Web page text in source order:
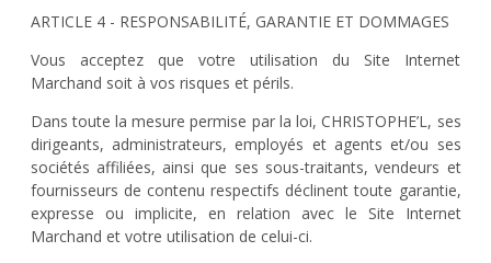
ARTICLE 4 - RESPONSABILITÉ, GARANTIE ET DOMMAGES
Vous acceptez que votre utilisation du Site Internet
Marchand soit à vos risques et périls.
Dans toute la mesure permise par la loi, CHRISTOPHE’L, ses
dirigeants, administrateurs, employés et agents et/ou ses
sociétés affiliées, ainsi que ses sous-traitants, vendeurs et
fournisseurs de contenu respectifs déclinent toute garantie,
expresse ou implicite, en relation avec le Site Internet
Marchand et votre utilisation de celui-ci.